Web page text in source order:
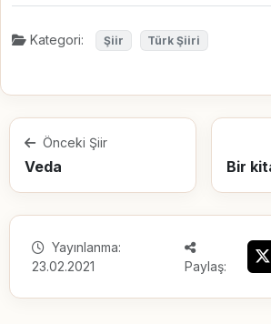
Kategori: Şiir Türk Şiiri
Önceki Şiir
Veda
Yayınlanma:
23.02.2021
Paylaş: